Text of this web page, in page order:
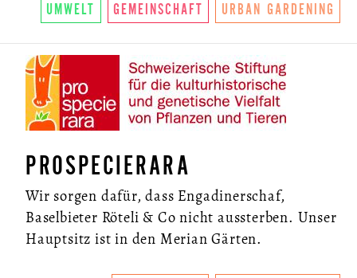
UMWELT GEMEINSCHAFT URBAN GARDENING
PROSPECIERARA
Wir sorgen dafür, dass Engadinerschaf,
Baselbieter Röteli & Co nicht aussterben. Unser
Hauptsitz ist in den Merian Gärten.